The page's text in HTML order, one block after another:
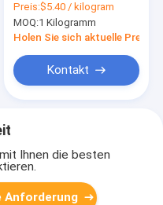
schnell trocknende
Offsetdruckfarbe
CMYK
Preis:$5.40 / kilogram
MOQ:1 Kilogramm
Holen Sie sich aktuelle Preis
Kontakt
Ihnen die besten
Anforderung